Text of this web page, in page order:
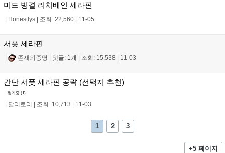
미드 빙결 리치베인 세라핀
Honestlys 조회: 22,560 11-05
서폿 세라핀
존재의증명 댓글: 1개 조회: 15,538 11-03
간단 서폿 세라핀 공략 (선택지 추천)
평가중 (1)
| 달리로리 | 조회: 10,713 | 11-03
1 2 3
+5 페이지